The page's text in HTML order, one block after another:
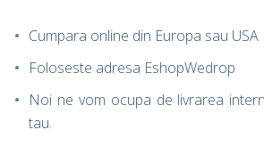
Cumpara online din Europa sau USA
Foloseste adresa EshopWedrop
Noi ne vom ocupa de livrarea
tau.